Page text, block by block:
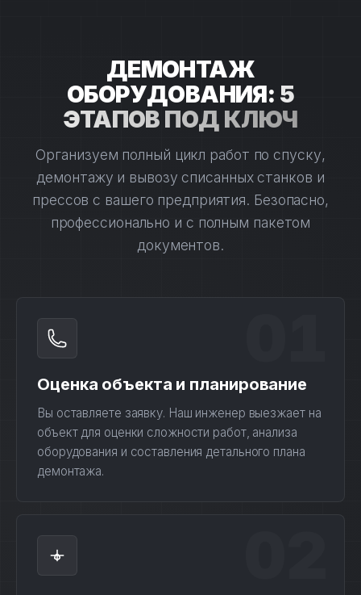
ДЕМОНТАЖ
ОБОРУДОВАНИЯ: 5
ЭТАПОВ ПОД КЛЮЧ
Организуем полный цикл работ по спуску,
демонтажу и вывозу списанных станков и
прессов с вашего предприятия. Безопасно,
профессионально и с полным пакетом
документов.
Оценка объекта и планирование
Вы оставляете заявку. Наш инженер выезжает на
объект для оценки сложности работ, анализа
оборудования и составления детального плана
демонтажа.